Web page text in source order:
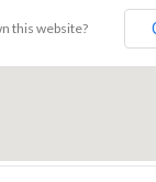
this website?